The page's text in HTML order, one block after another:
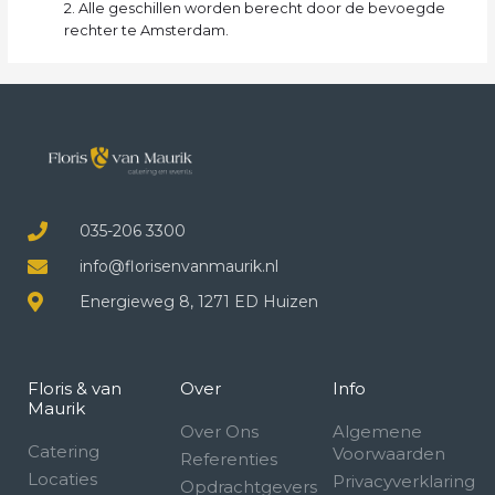
2. Alle geschillen worden berecht door de bevoegde
rechter te Amsterdam.
035-206 3300
info@florisenvanmaurik.nl
Energieweg 8, 1271 ED Huizen
Floris & van
Maurik
Catering
Locaties
Over
Over Ons
Referenties
Opdrachtgevers
Info
Algemene
Voorwaarden
Privacyverklaring